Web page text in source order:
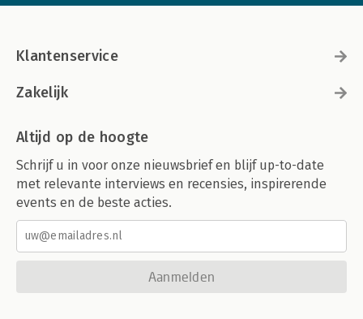
Klantenservice
Zakelijk
Altijd op de hoogte
Schrijf u in voor onze nieuwsbrief en blijf up-to-date
met relevante interviews en recensies, inspirerende
events en de beste acties.
Aanmelden